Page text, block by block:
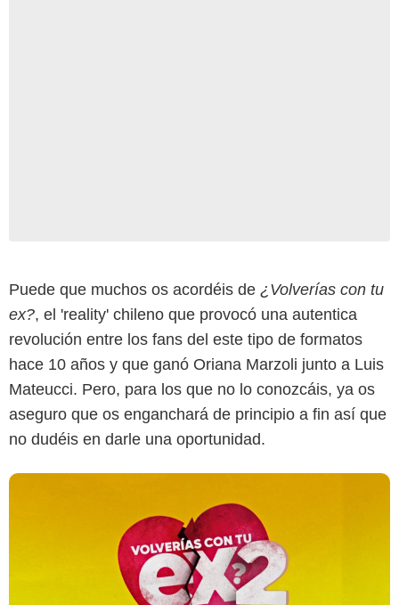
Puede que muchos os acordéis de ¿Volverías con tu
ex?, el 'reality' chileno que provocó una autentica
revolución entre los fans del este tipo de formatos
hace 10 años y que ganó Oriana Marzoli junto a Luis
Mateucci. Pero, para los que no lo conozcáis, ya os
aseguro que os enganchará de principio a fin así que
no dudéis en darle una oportunidad.